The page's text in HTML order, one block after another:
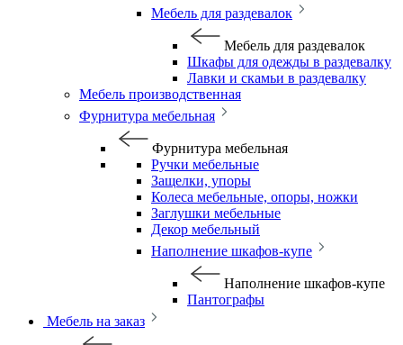
Мебель для раздевалок
Мебель для раздевалок
Шкафы для одежды в раздевалку
Лавки и скамьи в раздевалку
Мебель производственная
Фурнитура мебельная
Фурнитура мебельная
Ручки мебельные
Защелки, упоры
Колеса мебельные, опоры, ножки
Заглушки мебельные
Декор мебельный
Наполнение шкафов-купе
Наполнение шкафов-купе
Пантографы
Мебель на заказ